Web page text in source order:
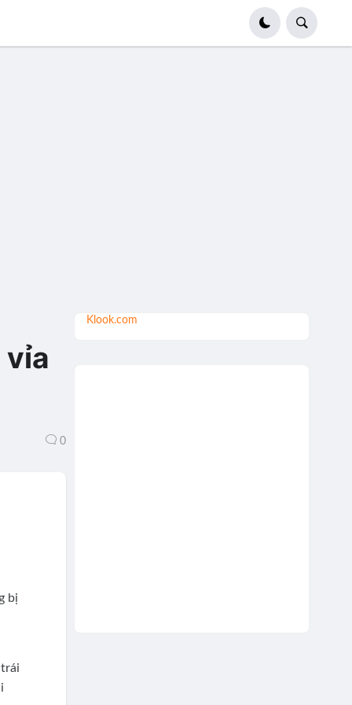
vỉa
0
bị
Klook.com